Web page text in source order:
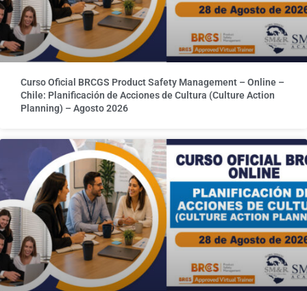
Curso Oficial BRCGS Product Safety Management – Online –
Chile: Planificación de Acciones de Cultura (Culture Action
Planning) – Agosto 2026